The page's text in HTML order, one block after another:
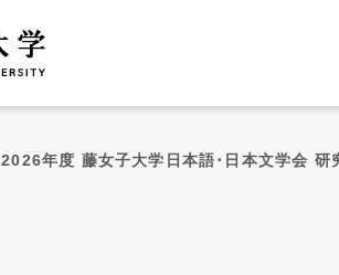
2026年度 藤女子大学日本語･日本文学会 研